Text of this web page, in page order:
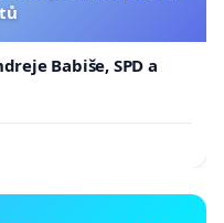
Babiše, SPD a